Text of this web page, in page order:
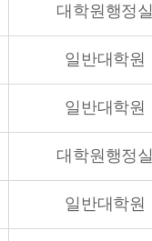
대학원행정실
일반대학원
일반대학원
대학원행정실
일반대학원